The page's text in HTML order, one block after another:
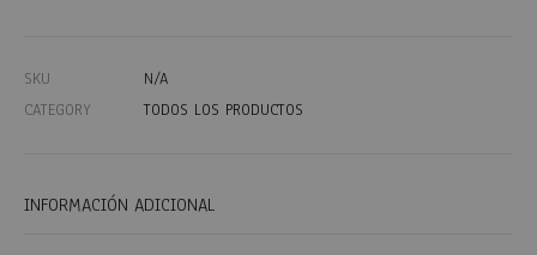
SKU
N/A
CATEGORY
TODOS LOS PRODUCTOS
INFORMACIÓN ADICIONAL